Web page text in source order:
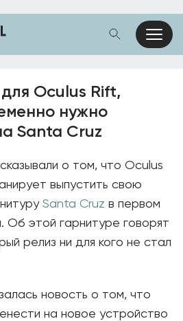
Oculus Rift,
нужно
Santa Cruz
о том, что Oculus
выпустить свою
Santa Cruz в первом
Об этой гарнитуре говорят
релиз ни для кого не стал
новость о том, что
на новое устройство